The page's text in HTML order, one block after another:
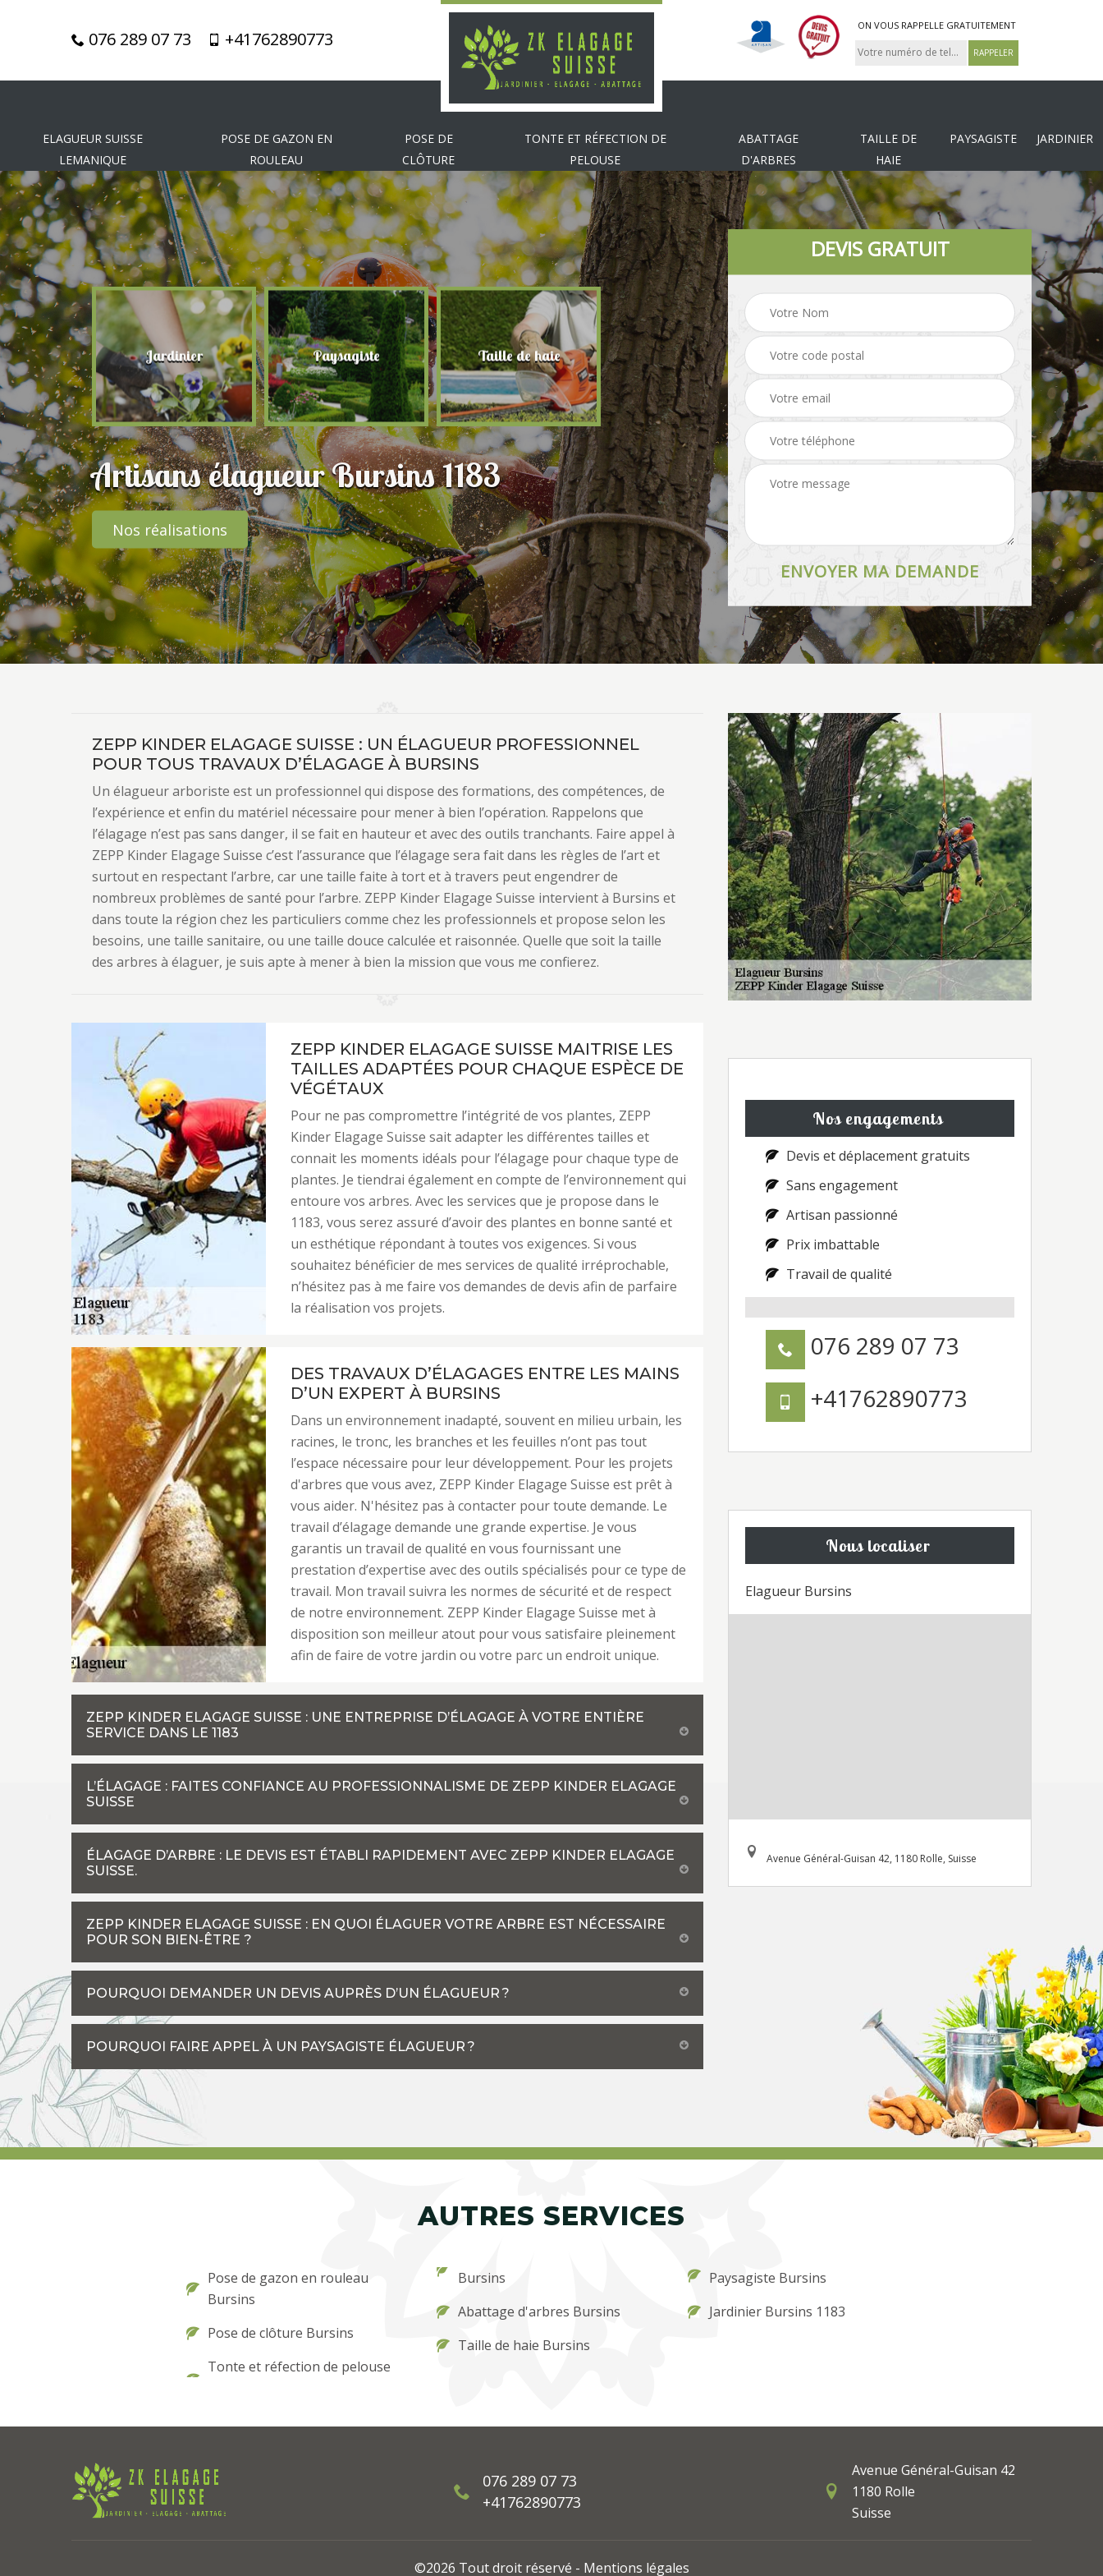
076 289 07 73 +41762890773
ON VOUS RAPPELLE GRATUITEMENT
ELAGUEUR SUISSE
LEMANIQUE
POSE DE GAZON EN
ROULEAU
POSE DE
CLÔTURE
TONTE ET RÉFECTION DE
PELOUSE
ABATTAGE
D'ARBRES
TAILLE DE
HAIE
PAYSAGISTE JARDINIER
Jardinier Paysagiste Taille de haie Abattage d'arbres Tonte et réfection de
pelouse Pose de clôture
Artisans élagueur Bursins 1183
Nos réalisations
DEVIS GRATUIT
ZEPP KINDER ELAGAGE SUISSE : UN ÉLAGUEUR PROFESSIONNEL
POUR TOUS TRAVAUX D’ÉLAGAGE À BURSINS
Un élagueur arboriste est un professionnel qui dispose des formations, des compétences, de
l’expérience et enfin du matériel nécessaire pour mener à bien l’opération. Rappelons que
l’élagage n’est pas sans danger, il se fait en hauteur et avec des outils tranchants. Faire appel à
ZEPP Kinder Elagage Suisse c’est l’assurance que l’élagage sera fait dans les règles de l’art et
surtout en respectant l’arbre, car une taille faite à tort et à travers peut engendrer de
nombreux problèmes de santé pour l’arbre. ZEPP Kinder Elagage Suisse intervient à Bursins et
dans toute la région chez les particuliers comme chez les professionnels et propose selon les
besoins, une taille sanitaire, ou une taille douce calculée et raisonnée. Quelle que soit la taille
des arbres à élaguer, je suis apte à mener à bien la mission que vous me confierez.
ZEPP KINDER ELAGAGE SUISSE MAITRISE LES
TAILLES ADAPTÉES POUR CHAQUE ESPÈCE DE
VÉGÉTAUX
Pour ne pas compromettre l’intégrité de vos plantes, ZEPP
Kinder Elagage Suisse sait adapter les différentes tailles et
connait les moments idéals pour l’élagage pour chaque type de
plantes. Je tiendrai également en compte de l’environnement qui
entoure vos arbres. Avec les services que je propose dans le
1183, vous serez assuré d’avoir des plantes en bonne santé et
un esthétique répondant à toutes vos exigences. Si vous
souhaitez bénéficier de mes services de qualité irréprochable,
n’hésitez pas à me faire vos demandes de devis afin de parfaire
la réalisation vos projets.
DES TRAVAUX D’ÉLAGAGES ENTRE LES MAINS
D’UN EXPERT À BURSINS
Dans un environnement inadapté, souvent en milieu urbain, les
racines, le tronc, les branches et les feuilles n’ont pas tout
l’espace nécessaire pour leur développement. Pour les projets
d'arbres que vous avez, ZEPP Kinder Elagage Suisse est prêt à
vous aider. N'hésitez pas à contacter pour toute demande. Le
travail d’élagage demande une grande expertise. Je vous
garantis un travail de qualité en vous fournissant une
prestation d’expertise avec des outils spécialisés pour ce type de
travail. Mon travail suivra les normes de sécurité et de respect
de notre environnement. ZEPP Kinder Elagage Suisse met à
disposition son meilleur atout pour vous satisfaire pleinement
afin de faire de votre jardin ou votre parc un endroit unique.
ZEPP KINDER ELAGAGE SUISSE : UNE ENTREPRISE D’ÉLAGAGE À VOTRE ENTIÈRE
SERVICE DANS LE 1183
L’ÉLAGAGE : FAITES CONFIANCE AU PROFESSIONNALISME DE ZEPP KINDER ELAGAGE
SUISSE
ÉLAGAGE D’ARBRE : LE DEVIS EST ÉTABLI RAPIDEMENT AVEC ZEPP KINDER ELAGAGE
SUISSE.
ZEPP KINDER ELAGAGE SUISSE : EN QUOI ÉLAGUER VOTRE ARBRE EST NÉCESSAIRE
POUR SON BIEN-ÊTRE ?
POURQUOI DEMANDER UN DEVIS AUPRÈS D’UN ÉLAGUEUR ?
POURQUOI FAIRE APPEL À UN PAYSAGISTE ÉLAGUEUR ?
Nos engagements
Devis et déplacement gratuits
Sans engagement
Artisan passionné
Prix imbattable
Travail de qualité
076 289 07 73
+41762890773
Nous localiser
Elagueur Bursins
Avenue Général-Guisan 42, 1180 Rolle, Suisse
AUTRES SERVICES
Pose de gazon en rouleau
Bursins
Pose de clôture Bursins
Tonte et réfection de pelouse
Bursins
Abattage d'arbres Bursins
Taille de haie Bursins
Paysagiste Bursins
Jardinier Bursins 1183
076 289 07 73
+41762890773
Avenue Général-Guisan 42
1180 Rolle
Suisse
©2026 Tout droit réservé - Mentions légales